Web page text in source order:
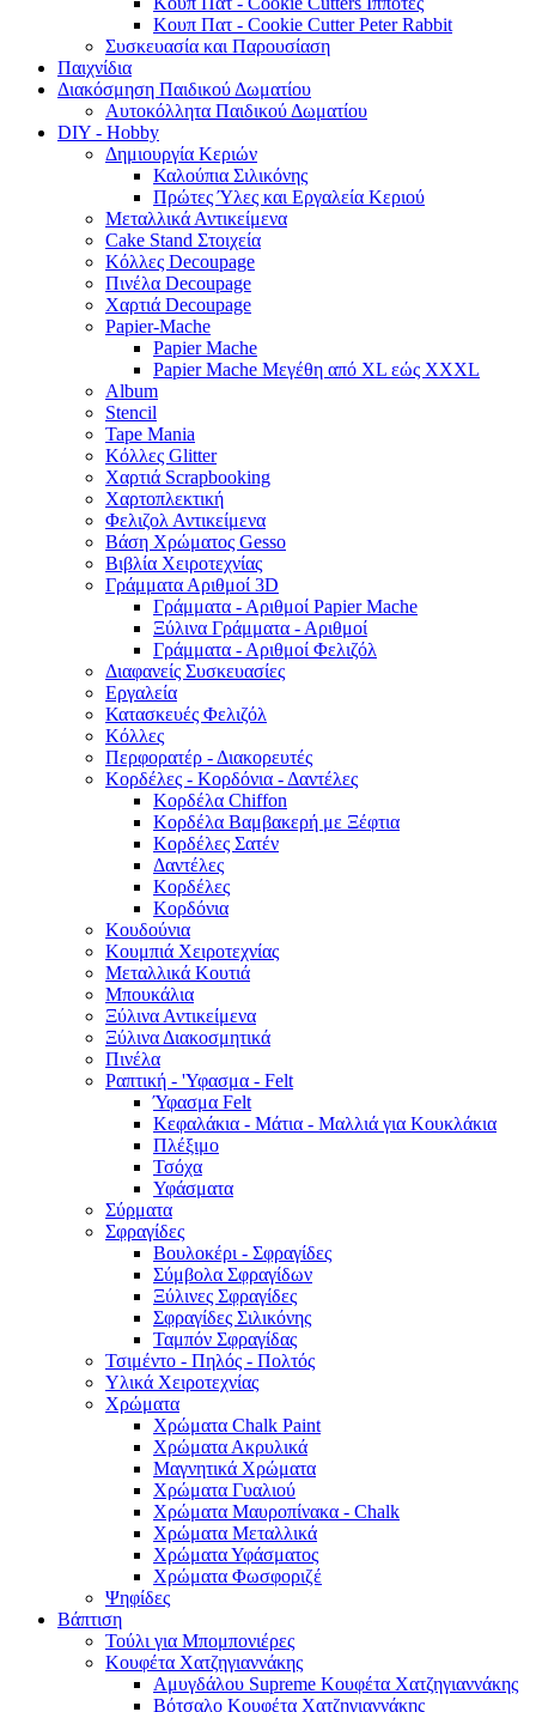
Κουπ Πατ - Cookie Cutter Peter Rabbit
Συσκευασία και Παρουσίαση
Παιχνίδια
Διακόσμηση Παιδικού Δωματίου
Αυτοκόλλητα Παιδικού Δωματίου
DIY - Hobby
Δημιουργία Κεριών
Καλούπια Σιλικόνης
Πρώτες Ύλες και Εργαλεία Κεριού
Μεταλλικά Αντικείμενα
Cake Stand Στοιχεία
Κόλλες Decoupage
Πινέλα Decoupage
Χαρτιά Decoupage
Papier-Mache
Papier Mache
Papier Mache Μεγέθη από XL εώς XXXL
Album
Stencil
Tape Mania
Κόλλες Glitter
Χαρτιά Scrapbooking
Χαρτοπλεκτική
Φελιζολ Αντικείμενα
Βάση Χρώματος Gesso
Βιβλία Χειροτεχνίας
Γράμματα Αριθμοί 3D
Γράμματα - Αριθμοί Papier Mache
Ξύλινα Γράμματα - Αριθμοί
Γράμματα - Αριθμοί Φελιζόλ
Διαφανείς Συσκευασίες
Εργαλεία
Κατασκευές Φελιζόλ
Κόλλες
Περφορατέρ - Διακορευτές
Κορδέλες - Κορδόνια - Δαντέλες
Κορδέλα Chiffon
Κορδέλα Βαμβακερή με Ξέφτια
Κορδέλες Σατέν
Δαντέλες
Κορδέλες
Κορδόνια
Κουδούνια
Κουμπιά Χειροτεχνίας
Μεταλλικά Κουτιά
Μπουκάλια
Ξύλινα Αντικείμενα
Ξύλινα Διακοσμητικά
Πινέλα
Ραπτική - 'Υφασμα - Felt
Ύφασμα Felt
Κεφαλάκια - Μάτια - Μαλλιά για Κουκλάκια
Πλέξιμο
Τσόχα
Υφάσματα
Σύρματα
Σφραγίδες
Βουλοκέρι - Σφραγίδες
Σύμβολα Σφραγίδων
Ξύλινες Σφραγίδες
Σφραγίδες Σιλικόνης
Ταμπόν Σφραγίδας
Τσιμέντο - Πηλός - Πολτός
Υλικά Χειροτεχνίας
Χρώματα
Χρώματα Chalk Paint
Χρώματα Ακρυλικά
Μαγνητικά Χρώματα
Χρώματα Γυαλιού
Χρώματα Μαυροπίνακα - Chalk
Χρώματα Μεταλλικά
Χρώματα Υφάσματος
Χρώματα Φωσφοριζέ
Ψηφίδες
Βάπτιση
Τούλι για Μπομπονιέρες
Κουφέτα Χατζηγιαννάκης
Αμυγδάλου Supreme Κουφέτα Χατζηγιαννάκης
Βότσαλο Κουφέτα Χατζηγιαννάκης